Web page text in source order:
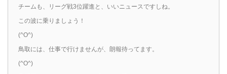
チームも、リーグ戦3位躍進と、いいニュースですしね。
この波に乗りましょう！
(^O^)
鳥取には、仕事で行けませんが、朗報待ってます。
(^O^)